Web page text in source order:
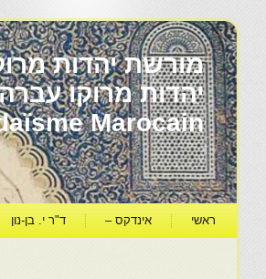
מורשת יהדות
Marocain
ראשי אינדקס – ד"ר י. בן-נון